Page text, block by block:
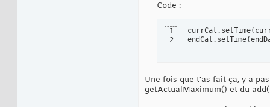
Code :
1
2
currCal.setTime(
endCal.setTime(
Une fois que t'as fait ça, y a
getActualMaximum() et du